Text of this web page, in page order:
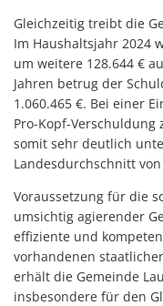
Gleichzeitig treibt die
Im Haushaltsjahr 2024
um weitere 128.644 €
Jahren betrug der
1.060.465 €. Bei einer
Pro-Kopf-Verschuldung
somit sehr deutlich
Landesdurchschnitt von
Voraussetzung für die
umsichtig agierender
effiziente und
vorhandenen
erhält die Gemeinde
insbesondere für den